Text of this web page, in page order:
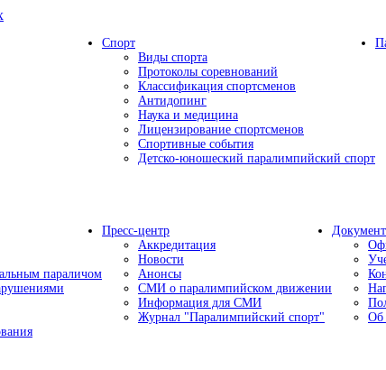
параличом
Спорт
Виды спорта
Протоколы соревнований
Классификация спортсменов
Антидопинг
Наука и медицина
Лицензирование спортсменов
Спортивные события
Детско-юношеский паралимпийский спорт
Пресс-центр
Аккредитация
Новости
Анонсы
СМИ о паралимпийском движении
Информация для СМИ
Журнал "Паралимпийский спорт"
Об